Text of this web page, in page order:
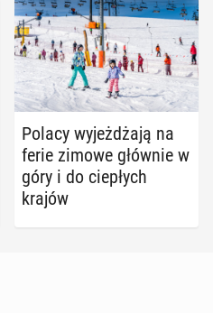
Polacy wy­jeż­dża­ją na
ferie zimowe głównie w
góry i do cie­płych
krajów